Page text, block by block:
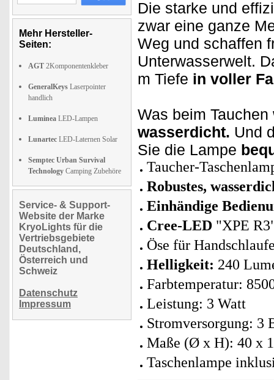
Mehr Hersteller-
Seiten:
AGT 2Komponentenkleber
GeneralKeys Laserpointer
handlich
Luminea LED-Lampen
Lunartec LED-Laternen Solar
Semptec Urban Survival
Technology Camping Zubehöre
Service- & Support-
Website der Marke
KryoLights für die
Vertriebsgebiete
Deutschland,
Österreich und
Schweiz
Datenschutz
Impressum
Die starke und
zwar eine ganze
Weg und schaffen
Unterwasserwelt.
m Tiefe in voller
Was beim
wasserdicht. Und
Sie die Lampe
Taucher-
Robustes,
Einhändige
Cree-LED "XPE
Öse für
Helligkeit: 240
Farbtemperatur:
Leistung: 3 Watt
Stromversorgung: 3
Maße (Ø x H): 40 x
Taschenlampe